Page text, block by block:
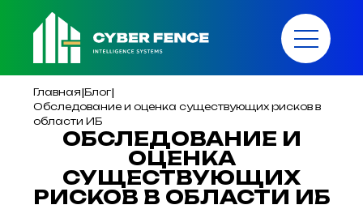
Главная|Блог|
Обследование и оценка существующих рисков в
области ИБ
ОБСЛЕДОВАНИЕ И
ОЦЕНКА
СУЩЕСТВУЮЩИХ
РИСКОВ В ОБЛАСТИ ИБ